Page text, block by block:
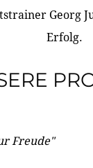
Georg
Erfolg.
Freude"